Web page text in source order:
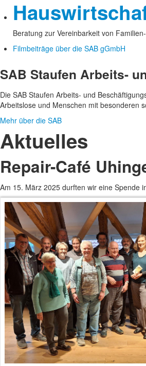
Beratung zur Vereinbarkeit von
Filmbeiträge über die SAB gGmbH
SAB Staufen Arbeits-
Die SAB Staufen Arbeits- und
Arbeitslose und Menschen mit besonderen
Mehr über die SAB
Aktuelles
Repair-Café
Am 15. März 2025 durften wir eine Spende